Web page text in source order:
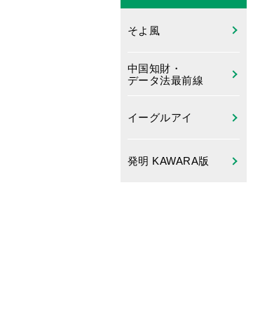
そよ風
中国知財・
データ法最前線
イーグルアイ
発明 KAWARA版